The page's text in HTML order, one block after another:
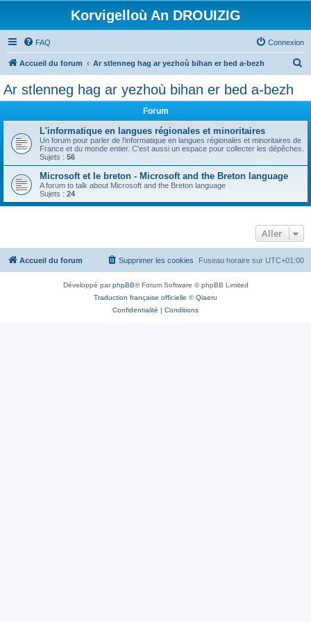
Korvigelloù An DROUIZIG
FAQ Connexion
Accueil du forum Ar stlenneg hag ar yezhoù bihan er bed a-bezh
Ar stlenneg hag ar yezhoù bihan er bed a-bezh
Forum
L'informatique en langues régionales et minoritaires
Un forum pour parler de l'informatique en langues régionales et minoritaires de
France et du monde entier. C'est aussi un espace pour collecter les dépêches.
Sujets : 56
Microsoft et le breton - Microsoft and the Breton language
A forum to talk about Microsoft and the Breton language
Sujets : 24
Aller
Accueil du forum Fuseau horaire sur UTC+01:00
Supprimer les cookies
Développé parphpBB® Forum Software © phpBB Limited
Traduction française officielle ©Qiaeru
Confidentialité | Conditions